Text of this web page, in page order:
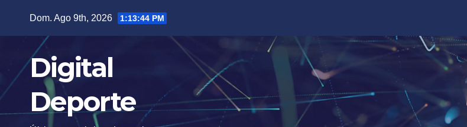
contenido
Dom. Ago 9th, 2026 1:13:45 PM
Digital
Deporte